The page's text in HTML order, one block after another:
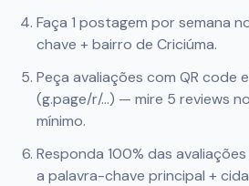
Faça 1 postagem por semana
chave + bairro de Criciúma.
Peça avaliações com QR code
(g.page/r/...) — mire 5 reviews
mínimo.
Responda 100% das
a palavra-chave principal +